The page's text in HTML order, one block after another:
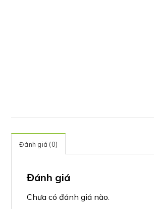
Đánh giá (0)
Đánh giá
Chưa có đánh giá nào.